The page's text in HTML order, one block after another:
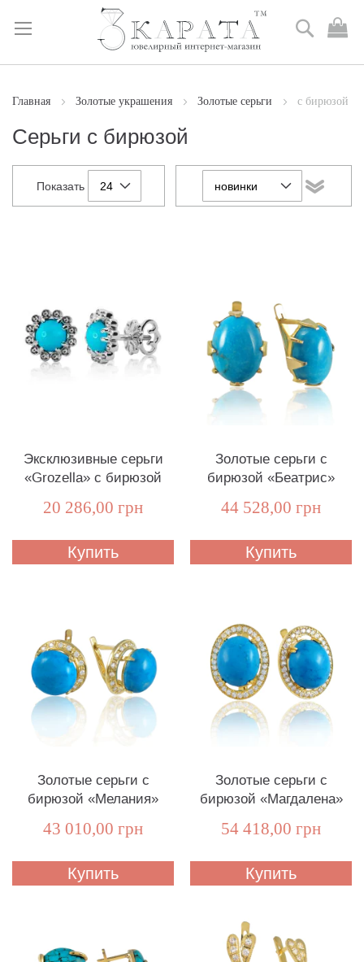
Skip
Content
Поиск
Главная Золотые украшения Золотые серьги c бирюзой
Серьги с бирюзой
Показать
Эксклюзивные серьги
«Grozella» с бирюзой
20 286,00 грн
Купить
Золотые серьги с
бирюзой «Беатрис»
44 528,00 грн
Купить
Золотые серьги с
бирюзой «Мелания»
43 010,00 грн
Купить
Золотые серьги с
бирюзой «Магдалена»
54 418,00 грн
Купить